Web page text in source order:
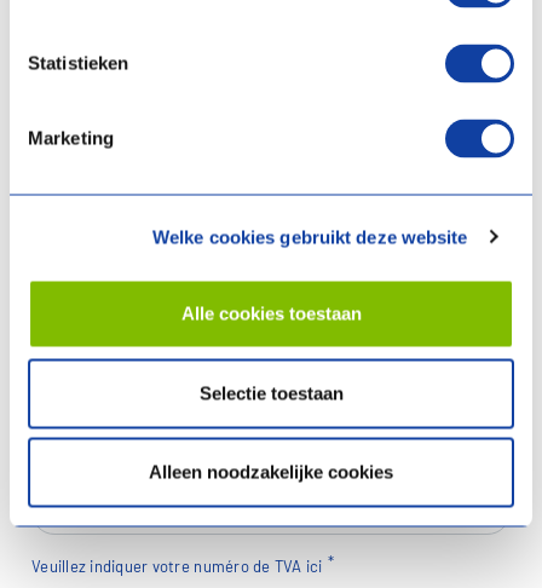
Statistieken
Marketing
Welke cookies gebruikt deze website
Alle cookies toestaan
Selectie toestaan
Alleen noodzakelijke cookies
Adresse e-mail
Numéro de téléphone
Nom de l'entreprise
Veuillez indiquer votre numéro de TVA ici